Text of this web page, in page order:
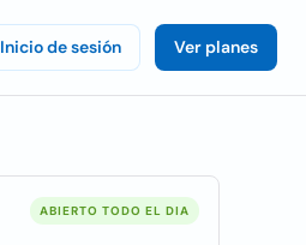
Inicio de sesión Ver planes
ABIERTO TODO EL DIA